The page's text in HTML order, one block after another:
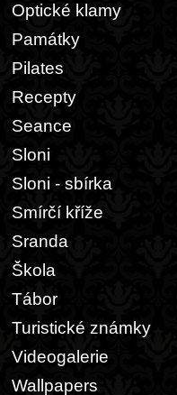
Optické klamy
Památky
Pilates
Recepty
Seance
Sloni
Sloni - sbírka
Smírčí kříže
Sranda
Škola
Tábor
Turistické známky
Videogalerie
Wallpapers